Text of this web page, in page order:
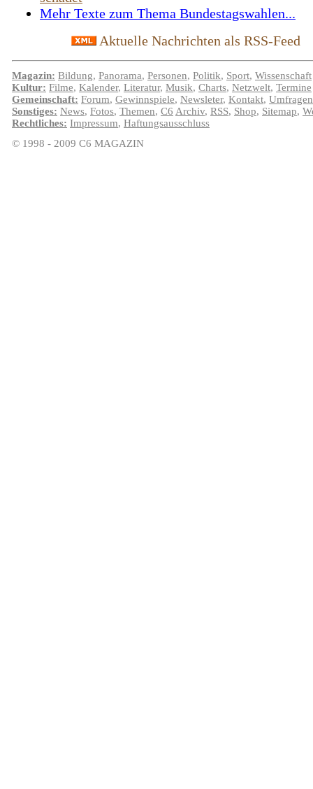
Mehr Texte zum Thema Bundestagswahlen...
Aktuelle Nachrichten als RSS-Feed
Magazin: Bildung, Panorama, Personen, Politik, Sport, Wissenschaft
Kultur: Filme, Kalender, Literatur, Musik, Charts, Netzwelt, Termine
Gemeinschaft: Forum, Gewinnspiele, Newsleter, Kontakt, Umfragen
Sonstiges: News, Fotos, Themen, C6 Archiv, RSS, Shop, Sitemap,
Rechtliches: Impressum, Haftungsausschluss
© 1998 - 2009 C6 MAGAZIN